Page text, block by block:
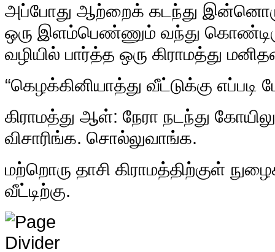
அப்போது ஆற்றைக் கடந்து இன்னொரு
ஒரு இளம்பெண்ணும் வந்து
வழியில் பார்த்த ஒரு கிராமத்து
“கெழக்கினியாத்து வீட்டுக்கு எப்படி
கிராமத்து ஆள்: நேரா நடந்து
விசாரிங்க. சொல்லுவாங்க.
மற்றொரு தாசி கிராமத்திற்குள்
வீட்டிற்கு.